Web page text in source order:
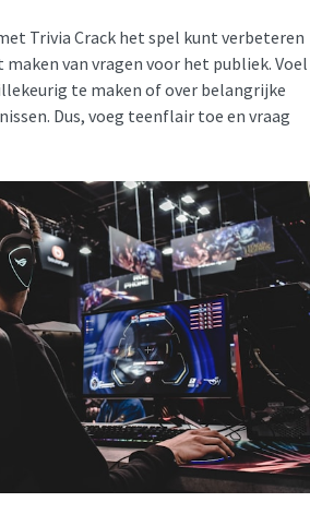
Trivia Crack het spel kunt verbeteren
van vragen voor het publiek. Voel
te maken of over belangrijke
Dus, voeg teenflair toe en vraag